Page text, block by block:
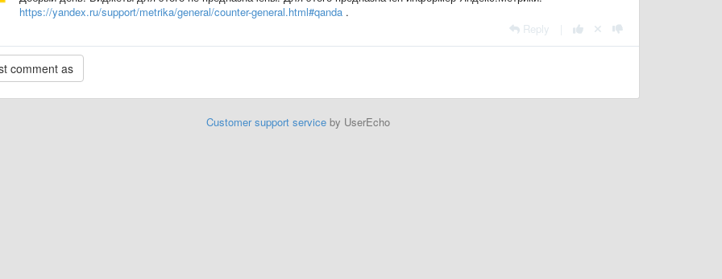
https://yandex.ru/support/metrika/general/counter-general.html#qanda.
Reply
Customer support service by UserEcho